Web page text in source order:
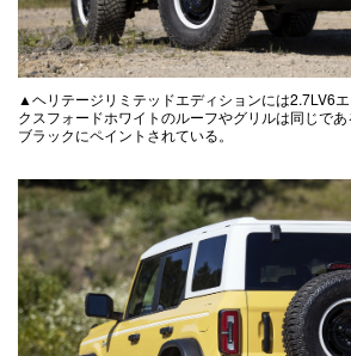
▲ヘリテージリミテッドエディションには2.7LV6
クスフォードホワイトのルーフやグリルは同じで
ブラックにペイントされている。